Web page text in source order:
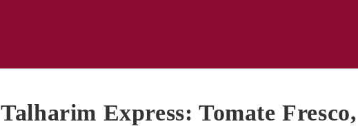
Talharim Express: Tomate